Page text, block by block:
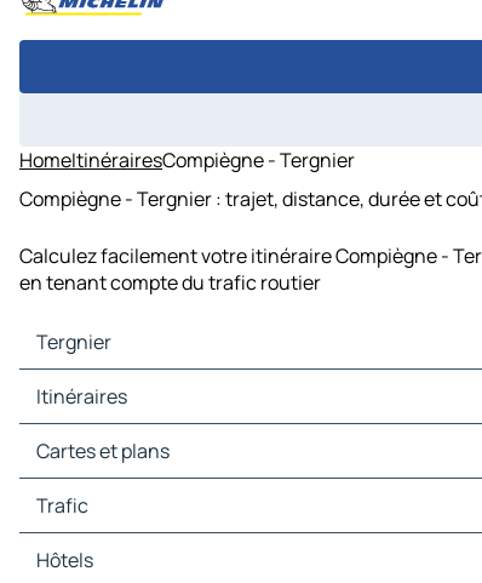
HomeItinérairesCompiègne - Tergnier
Compiègne - Tergnier : trajet, distance, durée et
Calculez facilement votre itinéraire Compiègne -
en tenant compte du trafic routier
Tergnier
Tergnier Cartes et plans
Tergnier Trafic
Tergnier Hôtels
Tergnier Restaurants
Tergnier Stations-service
Itinéraires
Itinéraires Tergnier - Laon
Itinéraires Tergnier - Saint-Quentin
Itinéraires Tergnier - Noyon
Itinéraires Tergnier - Soissons
Itinéraires Tergnier - Guise
Itinéraires Tergnier - Rethondes
Cartes et plans
Cartes et plans Laon
Cartes et plans Saint-Quentin
Cartes et plans Noyon
Cartes et plans Soissons
Trafic
Trafic Laon
Trafic Saint-Quentin
Hôtels